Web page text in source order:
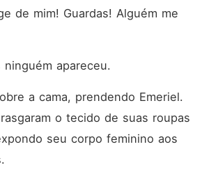
de mim! Guardas! Alguém me
ninguém apareceu.
a cama, prendendo Emeriel.
o tecido de suas roupas
seu corpo feminino aos